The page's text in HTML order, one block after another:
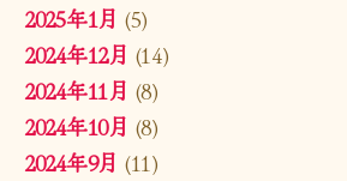
2025年1月 (5)
2024年12月 (14)
2024年11月 (8)
2024年10月 (8)
2024年9月 (11)